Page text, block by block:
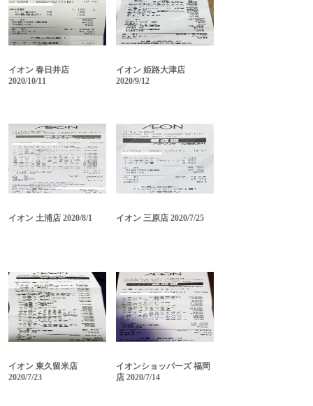
イオン 春日井店
2020/10/11
イオン 姫路大津店
2020/9/12
イオン 土浦店 2020/8/1 イオン 三原店 2020/7/25
イオン 東久留米店
2020/7/23
イオンショッパーズ 福岡
店 2020/7/14